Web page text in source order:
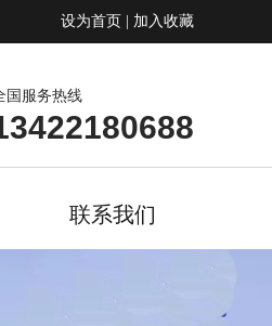
设为首页 加入收藏
国服务热线
联系我们